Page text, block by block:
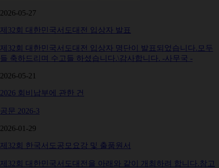
2026-05-27
제32회 대한민국서도대전 입상자 발표
제32회 대한민국서도대전 입상자 명단이 발표되었습니다.모두
들 축하드리며 수고들 하셨습니다.\감사합니다. -사무국 -
2026-05-21
2026 회비납부에 관한 건
공문 2026-3
2026-01-29
제32회 한국서도공모요강 및 출품원서
제32회 대한민국서도대전을 아래와 같이 개최하려 합니다.참고